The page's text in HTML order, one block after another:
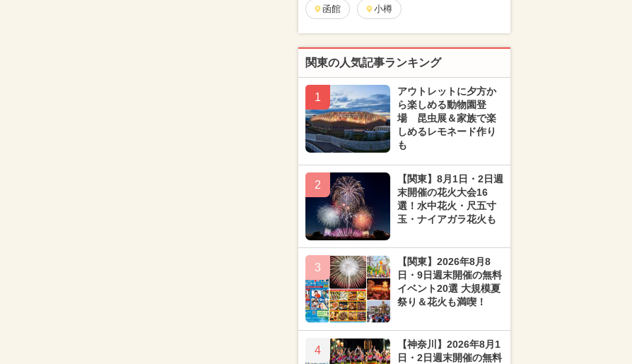
函館 小樽
関東の人気記事ランキング
1
アウトレットに夕方か
ら楽しめる動物園登
場 昆虫展＆家族で楽
しめるレモネード作り
も
2
【関東】8月1日・2日週
末開催の花火大会16
選！水中花火・尺五寸
玉・ナイアガラ花火も
3
【関東】2026年8月8
日・9日週末開催の無料
イベント20選 大規模夏
祭り＆花火も満喫！
4
【神奈川】2026年8月1
日・2日週末開催の無料